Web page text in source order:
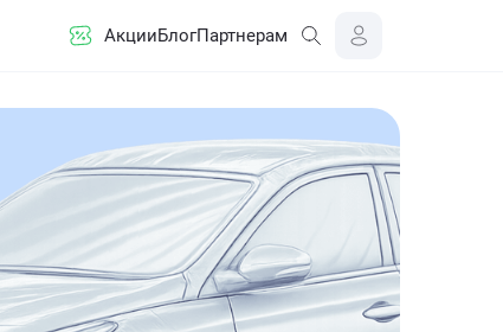
АкцииБлогПартнерам